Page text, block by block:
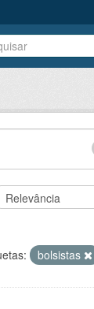
bolsistas